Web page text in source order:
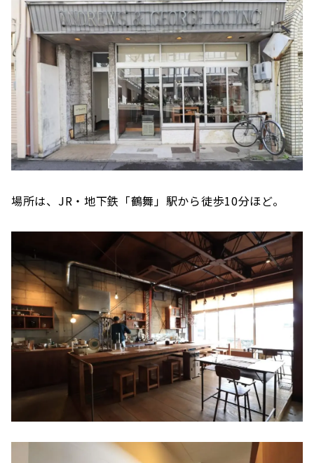
場所は、JR・地下鉄「鶴舞」駅から徒歩10分ほど。